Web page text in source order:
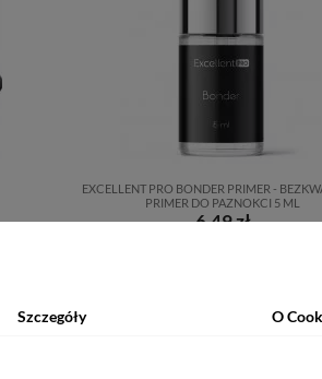
Szczegóły O
EXCELLENT PRO BONDER PRIMER -
PRIMER DO PAZNOKCI 5 ML
6,49 zł